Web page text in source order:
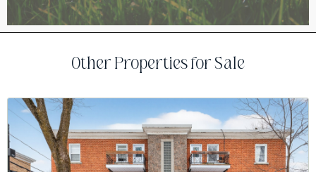
Other Properties for Sale